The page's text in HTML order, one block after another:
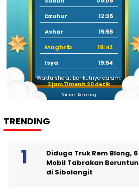
Dzuhur
12:35
Ashar
15:55
Maghrib
18:42
Isya
19:54
Waktu sholat berikutnya dalam:
3 jam 11 menit 19 detik
Sumber: Kemenag
TRENDING
Diduga Truk Rem Blong, 6
Mobil Tabrakan Beruntun
di Sibolangit